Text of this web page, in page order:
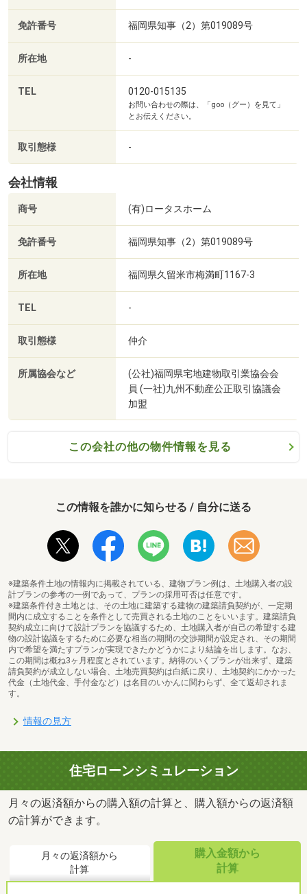
◆【資料請求（無料）】ご希望の場合…
『+その他のご要望を追加する』よりチェックやご要望を
記入していただけますとお客様に合わせたご案内が可能で
す。
「見学ご希望のお日にち・お時間」「こういう情報が欲し
い」「このエリアで物件を探している」「この時間に連絡
ご記入ください。
◆お客様のご希望に添えるお引渡しが出来るように
ぜひお気軽にご連絡ください♪
免許番号 福岡県知事（2）第019089号
所在地 -
TEL 0120-015135
お問い合わせの際は、「goo（グー）を見て」
とお伝えください。
取引態様 -
会社情報
商号 (有)ロータスホーム
免許番号 福岡県知事（2）第019089号
所在地 福岡県久留米市梅満町1167-3
TEL -
取引態様 仲介
所属協会など
(公社)福岡県宅地建物取引業協会会
員 (一社)九州不動産公正取引協議会
加盟
この会社の他の物件情報を見る
この情報を誰かに知らせる / 自分に送る
※建築条件土地の情報内に掲載されている、建物プラン例は、土地購入者の設
計プランの参考の一例であって、プランの採用可否は任意です。
※建築条件付き土地とは、その土地に建築する建物の建築請負契約が、一定期
間内に成立することを条件として売買される土地のことをいいます。建築請負
契約成立に向けて設計プランを協議するため、土地購入者が自己の希望する建
物の設計協議をするために必要な相当の期間の交渉期間が設定され、その期間
内で希望を満たすプランが実現できたかどうかにより結論を出します。なお、
この期間は概ね3ヶ月程度とされています。納得のいくプランが出来ず、建築
請負契約が成立しない場合、土地売買契約は白紙に戻り、土地契約にかかった
代金（土地代金、手付金など）は名目のいかんに関わらず、全て返却されま
す。
情報の見方
住宅ローンシミュレーション
月々の返済額からの購入額の計算と、購入額からの返済額
の計算ができます。
月々の返済額から
計算
購入金額から
計算